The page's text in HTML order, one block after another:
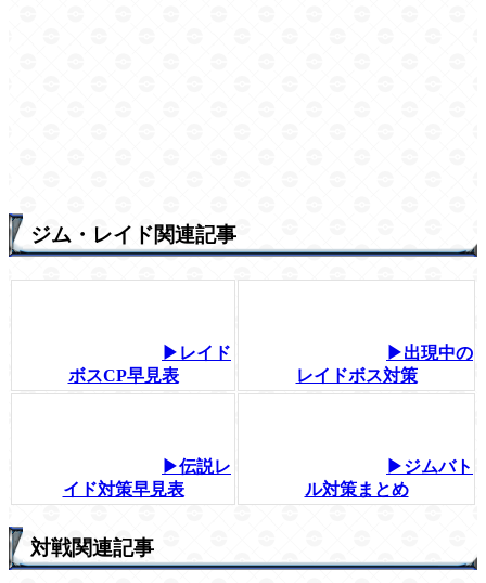
ジム・レイド関連記事
▶レイド
ボスCP早見表
▶出現中の
レイドボス対策
▶伝説レ
イド対策早見表
▶ジムバト
ル対策まとめ
対戦関連記事